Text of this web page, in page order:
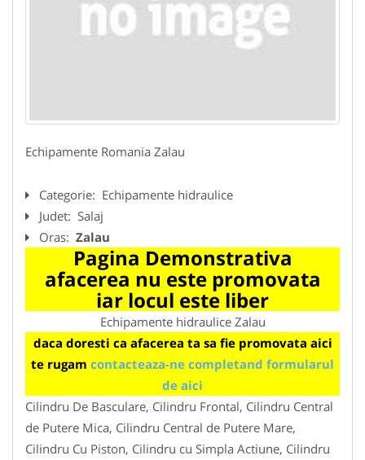
Echipamente Romania Zalau
Categorie: Echipamente hidraulice
Judet: Salaj
Oras: Zalau
Pagina Demonstrativa
afacerea nu este promovata
iar locul este liber
Echipamente hidraulice Zalau
daca doresti ca afacerea ta sa fie promovata aici
te rugam contacteaza-ne completand formularul
de aici
Cilindru De Basculare, Cilindru Frontal, Cilindru Central
de Putere Mica, Cilindru Central de Putere Mare,
Cilindru Cu Piston, Cilindru cu Simpla Actiune, Cilindru